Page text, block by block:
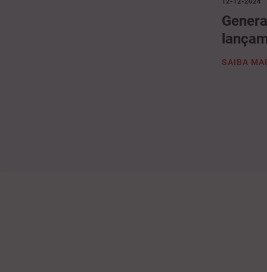
SAIBA